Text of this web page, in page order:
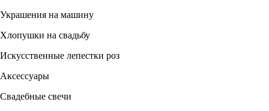
Украшения на машину
Хлопушки на свадьбу
Искусственные лепестки роз
Аксессуары
Свадебные свечи